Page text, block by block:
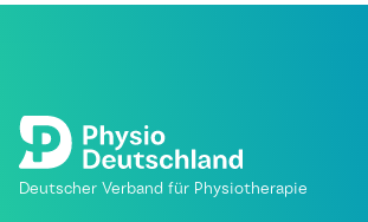
Deutscher Verband für Physiotherapie